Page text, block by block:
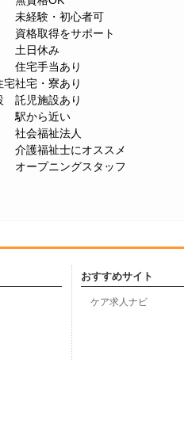
宅
未経験・初心者可
資格取得をサポート
土日休み
住宅手当あり
社宅・寮あり
託児施設あり
駅から近い
社会福祉法人
介護福祉士にオススメ
オープニングスタッフ
おすすめサイト
ケア求人ナビ